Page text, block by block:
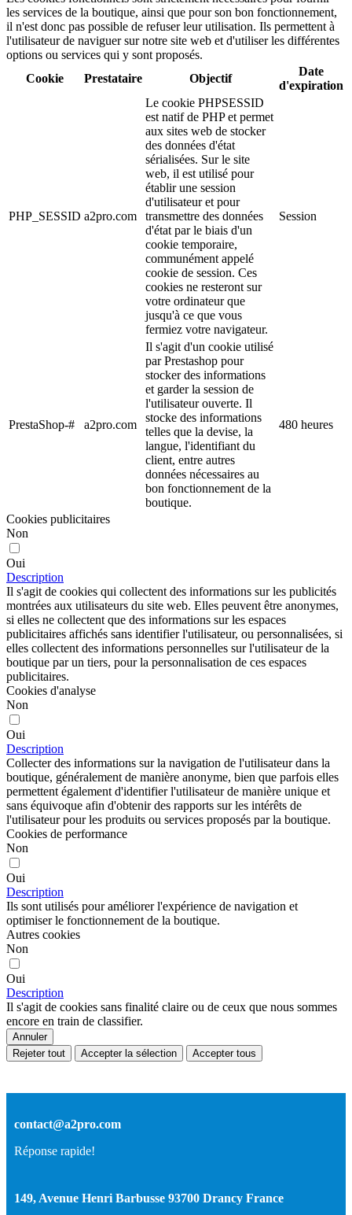
les services de la boutique, ainsi que pour son bon fonctionnement,
il n'est donc pas possible de refuser leur utilisation. Ils permettent à
l'utilisateur de naviguer sur notre site web et d'utiliser les différentes
options ou services qui y sont proposés.
Cookie
Prestataire Objectif
Date
d'expiration
PHP_SESSID a2pro.com
Le cookie PHPSESSID
est natif de PHP et permet
aux sites web de stocker
des données d'état
sérialisées. Sur le site
web, il est utilisé pour
établir une session
d'utilisateur et pour
transmettre des données
d'état par le biais d'un
cookie temporaire,
communément appelé
cookie de session. Ces
cookies ne resteront sur
votre ordinateur que
jusqu'à ce que vous
fermiez votre navigateur.
Session
PrestaShop-# a2pro.com
Il s'agit d'un cookie utilisé
par Prestashop pour
stocker des informations
et garder la session de
l'utilisateur ouverte. Il
stocke des informations
telles que la devise, la
langue, l'identifiant du
client, entre autres
données nécessaires au
bon fonctionnement de la
boutique.
480 heures
Cookies publicitaires
Non
Oui
Description
Il s'agit de cookies qui collectent des informations sur les publicités
montrées aux utilisateurs du site web. Elles peuvent être anonymes,
si elles ne collectent que des informations sur les espaces
publicitaires affichés sans identifier l'utilisateur, ou personnalisées, si
elles collectent des informations personnelles sur l'utilisateur de la
boutique par un tiers, pour la personnalisation de ces espaces
publicitaires.
Cookies d'analyse
Non
Oui
Description
Collecter des informations sur la navigation de l'utilisateur dans la
boutique, généralement de manière anonyme, bien que parfois elles
permettent également d'identifier l'utilisateur de manière unique et
sans équivoque afin d'obtenir des rapports sur les intérêts de
l'utilisateur pour les produits ou services proposés par la boutique.
Cookies de performance
Non
Oui
Description
Ils sont utilisés pour améliorer l'expérience de navigation et
optimiser le fonctionnement de la boutique.
Autres cookies
Non
Oui
Description
Il s'agit de cookies sans finalité claire ou de ceux que nous sommes
encore en train de classifier.
Annuler
Rejeter tout
Accepter la sélection Accepter tous
contact@a2pro.com
Réponse rapide!
149, Avenue Henri Barbusse 93700 Drancy France